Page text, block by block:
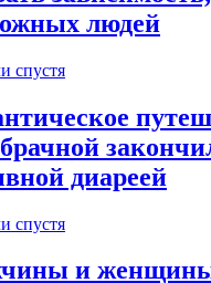
людей
спустя
диареей
спустя
и женщины